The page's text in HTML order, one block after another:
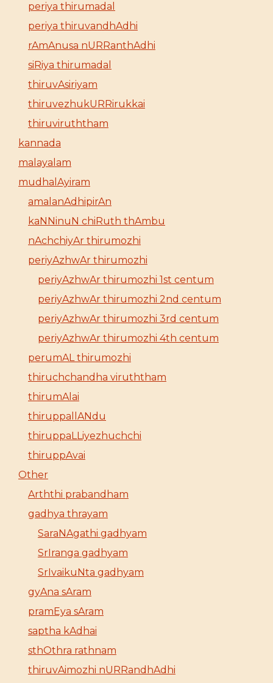
periya thirumadal
periya thiruvandhAdhi
rAmAnusa nURRanthAdhi
siRiya thirumadal
thiruvAsiriyam
thiruvezhukURRirukkai
thiruviruththam
kannada
malayalam
mudhalAyiram
amalanAdhipirAn
kaNNinuN chiRuth thAmbu
nAchchiyAr thirumozhi
periyAzhwAr thirumozhi
periyAzhwAr thirumozhi 1st centum
periyAzhwAr thirumozhi 2nd centum
periyAzhwAr thirumozhi 3rd centum
periyAzhwAr thirumozhi 4th centum
perumAL thirumozhi
thiruchchandha viruththam
thirumAlai
thiruppallANdu
thiruppaLLiyezhuchchi
thiruppAvai
Other
Arththi prabandham
gadhya thrayam
SaraNAgathi gadhyam
SrIranga gadhyam
SrIvaikuNta gadhyam
gyAna sAram
pramEya sAram
saptha kAdhai
sthOthra rathnam
thiruvAimozhi nURRandhAdhi